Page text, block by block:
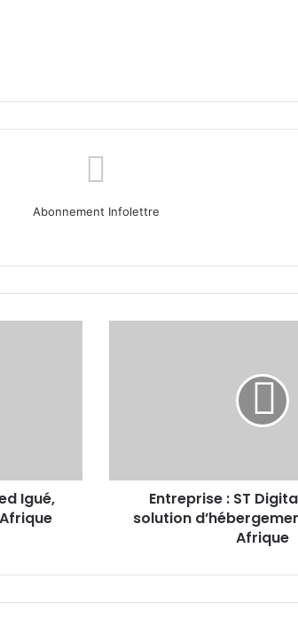
Abonnement Infolettre
Igué,
pour
Entreprise : ST
solution
Afrique